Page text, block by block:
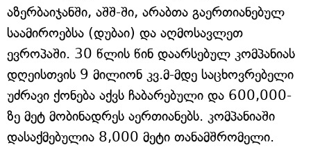
აზერბაიჯანში, აშშ-ში, არაბთა გაერთიანებულ
საამიროებსა (დუბაი) და აღმოსავლეთ
ევროპაში. 30 წლის წინ დაარსებულ კომპანიას
დღეისთვის 9 მილიონ კვ.მ-მდე საცხოვრებელი
უძრავი ქონება აქვს ჩაბარებული და 600,000-
ზე მეტ მობინადრეს აერთიანებს. კომპანიაში
დასაქმებულია 8,000 მეტი თანამშრომელი.